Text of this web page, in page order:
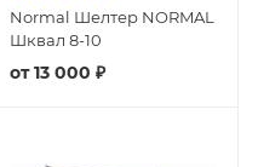
Normal Шелтер NORMAL
Шквал 8-10
от13 000 ₽